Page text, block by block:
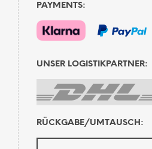
PAYMENTS:
UNSER LOGISTIKPARTNER:
RÜCKGABE/UMTAUSCH: